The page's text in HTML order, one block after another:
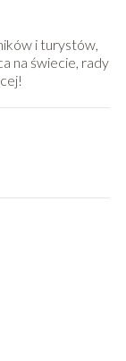
i turystów,
na świecie, rady